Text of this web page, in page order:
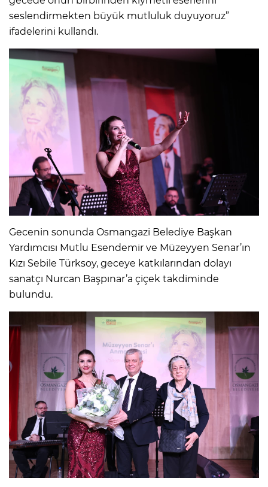
seslendirmekten büyük mutluluk duyuyoruz”
ifadelerini kullandı.
Gecenin sonunda Osmangazi Belediye Başkan
Yardımcısı Mutlu Esendemir ve Müzeyyen Senar’ın
Kızı Sebile Türksoy, geceye katkılarından dolayı
sanatçı Nurcan Başpınar’a çiçek takdiminde
bulundu.